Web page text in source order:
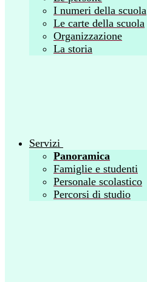
I numeri della scuola
Le carte della scuola
Organizzazione
La storia
Servizi
Panoramica
Famiglie e studenti
Personale scolastico
Percorsi di studio